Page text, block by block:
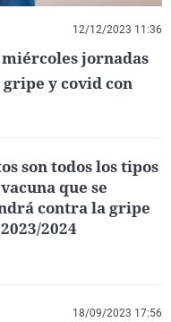
12/12/2023 11:36
jornadas
y covid con
son todos los tipos
que se
contra la gripe
2024
18/09/2023 17:56